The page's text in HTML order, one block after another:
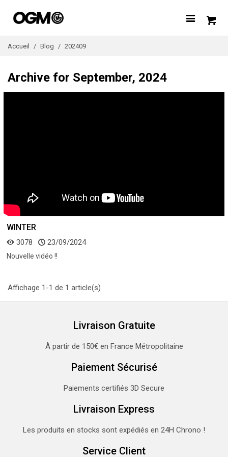
Accueil / Blog / 202409
Archive for September, 2024
WINTER
3078 23/09/2024
Nouvelle vidéo !!
Affichage 1-1 de 1 article(s)
Livraison Gratuite
À partir de 150€ en France Métropolitaine
Paiement Sécurisé
Paiements certifiés 3D Secure
Livraison Express
Les produits en stocks sont expédiés en 24H Chrono !
Service Client